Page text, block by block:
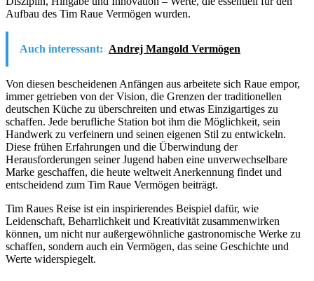
Aufbau des Tim Raue Vermögen wurden.
Auch interessant: Andrej Mangold Vermögen
Von diesen bescheidenen Anfängen aus arbeitete sich Raue empor,
immer getrieben von der Vision, die Grenzen der traditionellen
deutschen Küche zu überschreiten und etwas Einzigartiges zu
schaffen. Jede berufliche Station bot ihm die Möglichkeit, sein
Handwerk zu verfeinern und seinen eigenen Stil zu entwickeln.
Diese frühen Erfahrungen und die Überwindung der
Herausforderungen seiner Jugend haben eine unverwechselbare
Marke geschaffen, die heute weltweit Anerkennung findet und
entscheidend zum Tim Raue Vermögen beiträgt.
Tim Raues Reise ist ein inspirierendes Beispiel dafür, wie
Leidenschaft, Beharrlichkeit und Kreativität zusammenwirken
können, um nicht nur außergewöhnliche gastronomische Werke zu
schaffen, sondern auch ein Vermögen, das seine Geschichte und
Werte widerspiegelt.